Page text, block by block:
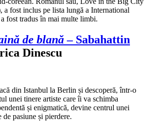
a fost inclus pe lista lungă a International
fost tradus în mai multe limbi.
de blană– Sabahattin
Dinescu
din Istanbul la Berlin și descoperă, într-o
unei tinere artiste care îi va schimba
și enigmatică, devine centrul unei
pasiune și pierdere.